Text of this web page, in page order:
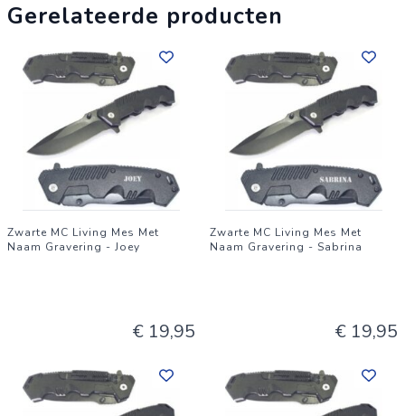
Gerelateerde producten
Zwarte MC Living Mes Met
Naam Gravering - Joey
€ 19,95
Zwarte MC Living Mes Met
Naam Gravering - Sabrina
€ 19,95